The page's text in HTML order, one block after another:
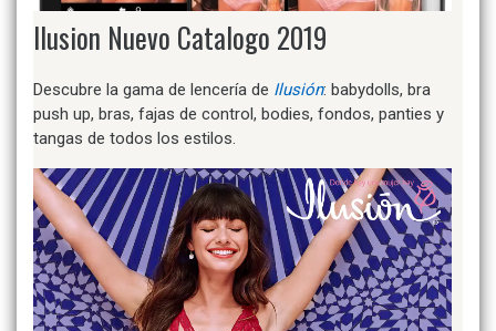
Ilusion Nuevo Catalogo 2019
Descubre la gama de lencería de Ilusión: babydolls, bra
push up, bras, fajas de control, bodies, fondos, panties y
tangas de todos los estilos.
Video
Player